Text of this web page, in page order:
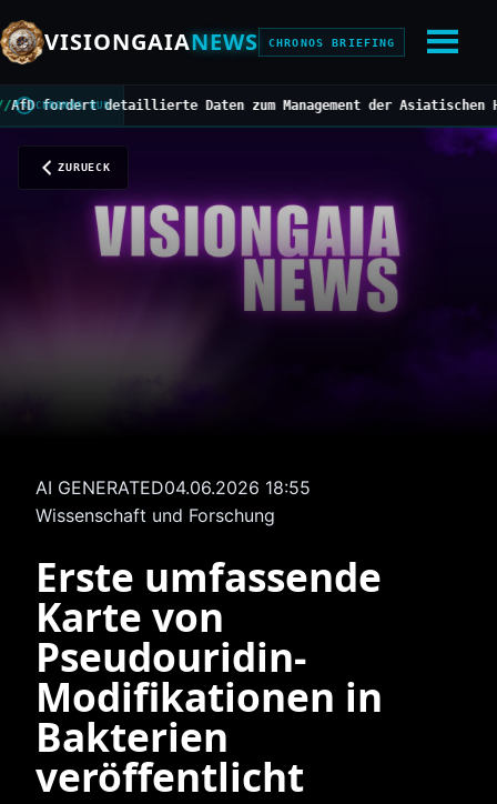
VISIONGAIANEWS CHRONOS BRIEFING
CHRONOS BUS
detaillierte Daten zum Management der Asiatischen
ZURUECK
AI GENERATED04.06.2026 18:55
Wissenschaft und Forschung
Erste umfassende
Karte von
Pseudouridin-
Modifikationen in
Bakterien
veröffentlicht